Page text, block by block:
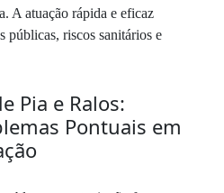
A atuação rápida e eficaz
públicas, riscos sanitários e
Pia e Ralos:
Pontuais em